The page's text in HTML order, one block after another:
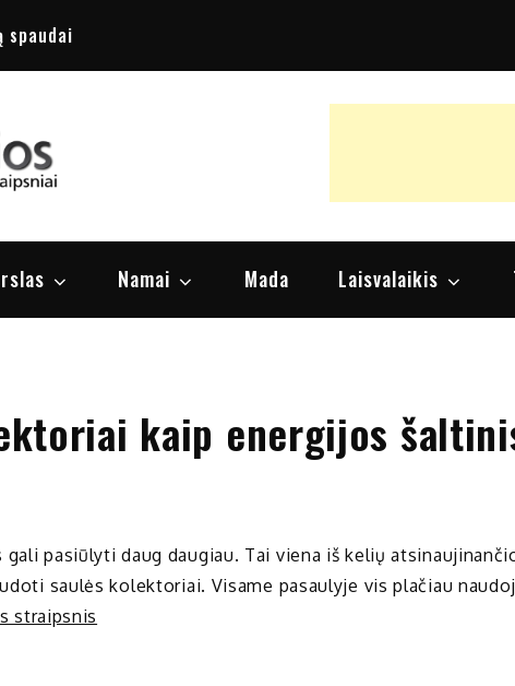
spaudai
Namai Mada Laisvalaikis
kaip energijos
pasiūlyti daug daugiau. Tai viena iš kelių
saulės kolektoriai. Visame pasaulyje vis plačiau
straipsnis